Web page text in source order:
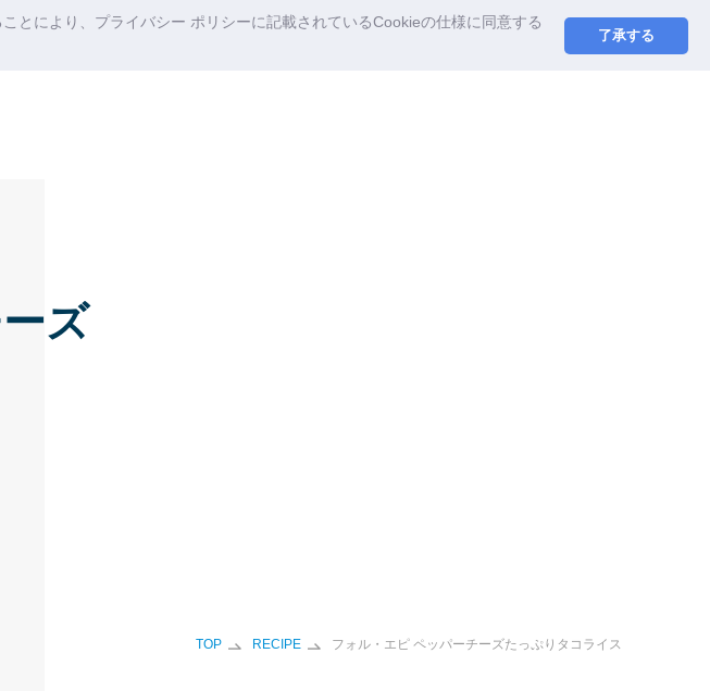
とにより、プライバシー ポリシーに記載されているCookieの仕様に同意する
了承する
ズ
TOP RECIPE フォル・エピ ペッパーチーズたっぷりタコライス